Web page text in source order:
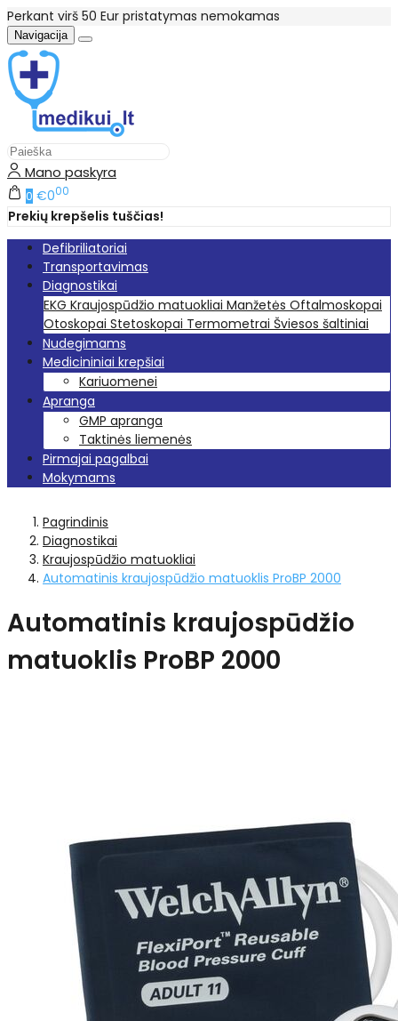
Perkant virš 50 Eur pristatymas nemokamas
Navigacija
Mano paskyra
0 €000
Prekių krepšelis tuščias!
Defibriliatoriai
Transportavimas
Diagnostikai
EKG Kraujospūdžio matuokliai Manžetės Oftalmoskopai
Otoskopai Stetoskopai Termometrai Šviesos šaltiniai
Nudegimams
Medicininiai krepšiai
Kariuomenei
Apranga
GMP apranga
Taktinės liemenės
Pirmajai pagalbai
Mokymams
Pagrindinis
Diagnostikai
Kraujospūdžio matuokliai
Automatinis kraujospūdžio matuoklis ProBP 2000
Automatinis kraujospūdžio
matuoklis ProBP 2000